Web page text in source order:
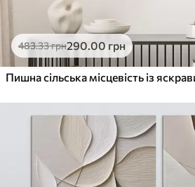
483.33грн290.00 грн